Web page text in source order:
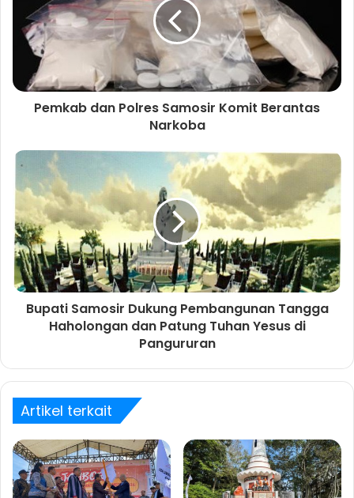
t
e
o
o
e
r
d
I
n
b
e
r
e
s
t
r
a
m
Pemkab dan Polres Samosir Komit Berantas
Narkoba
Bupati Samosir Dukung Pembangunan Tangga
Haholongan dan Patung Tuhan Yesus di
Pangururan
Artikel terkait